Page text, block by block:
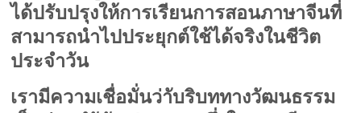
ไถหนันเป็นเมืองประวัติศาสตร์ที่คุณ
สามารถเรียนรู้ได้ถึงศิลปะท้อง
ถิ่น อาหาร และวิถึชีิวิต
เรามีความเต็มใจต้อนรับทุกท่านให้มาเป็น
หนี่งในสมาชิกครอบครัวและมาร่วมกันเติม